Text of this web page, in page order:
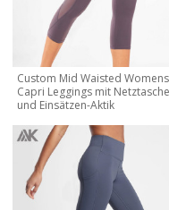
Custom Mid Waisted Womens
Capri Leggings mit
und Einsätzen-Aktik